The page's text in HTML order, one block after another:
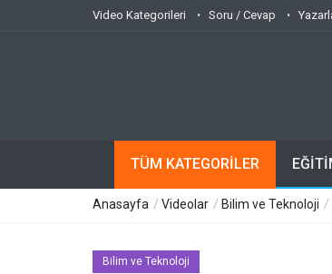
Video Kategorileri Soru / Cevap
TÜM KATEGORİLER
Anasayfa / Videolar / Bilim ve Teknoloji /
Bilim ve Teknoloji